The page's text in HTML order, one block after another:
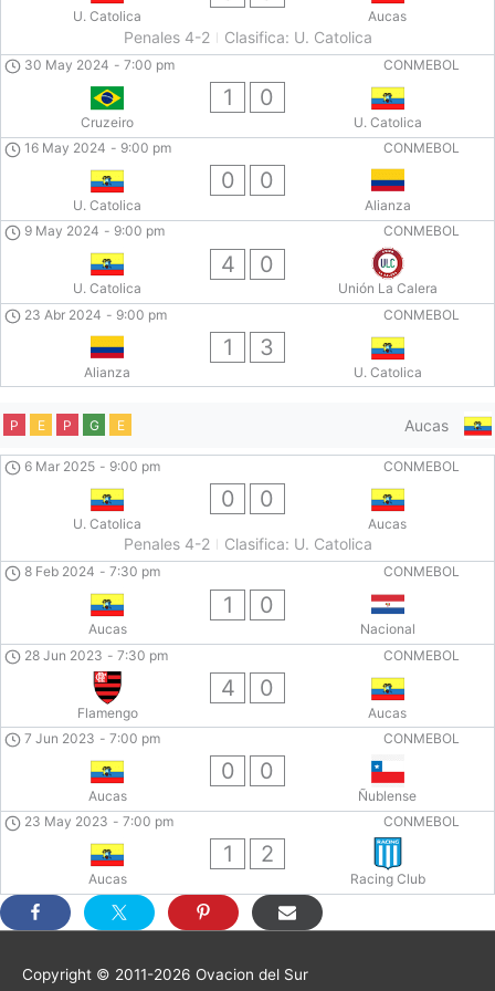
U. Catolica Aucas
Penales 4-2 Clasifica: U. Catolica
CONMEBOL
30 May 2024 - 7:00 pm
Cruzeiro
1 0
U. Catolica
CONMEBOL
16 May 2024 - 9:00 pm
U. Catolica
0 0
Alianza
CONMEBOL
9 May 2024 - 9:00 pm
U. Catolica
4 0
Unión La Calera
CONMEBOL
23 Abr 2024 - 9:00 pm
Alianza
1 3
U. Catolica
Aucas
P E P G E
CONMEBOL
6 Mar 2025 - 9:00 pm
U. Catolica
0 0
Aucas
Penales 4-2 Clasifica: U. Catolica
CONMEBOL
8 Feb 2024 - 7:30 pm
Aucas
1 0
Nacional
CONMEBOL
28 Jun 2023 - 7:30 pm
Flamengo
4 0
Aucas
CONMEBOL
7 Jun 2023 - 7:00 pm
Aucas
0 0
Ñublense
CONMEBOL
23 May 2023 - 7:00 pm
Aucas
1 2
Racing Club
Copyright © 2011-2026 Ovacion del Sur